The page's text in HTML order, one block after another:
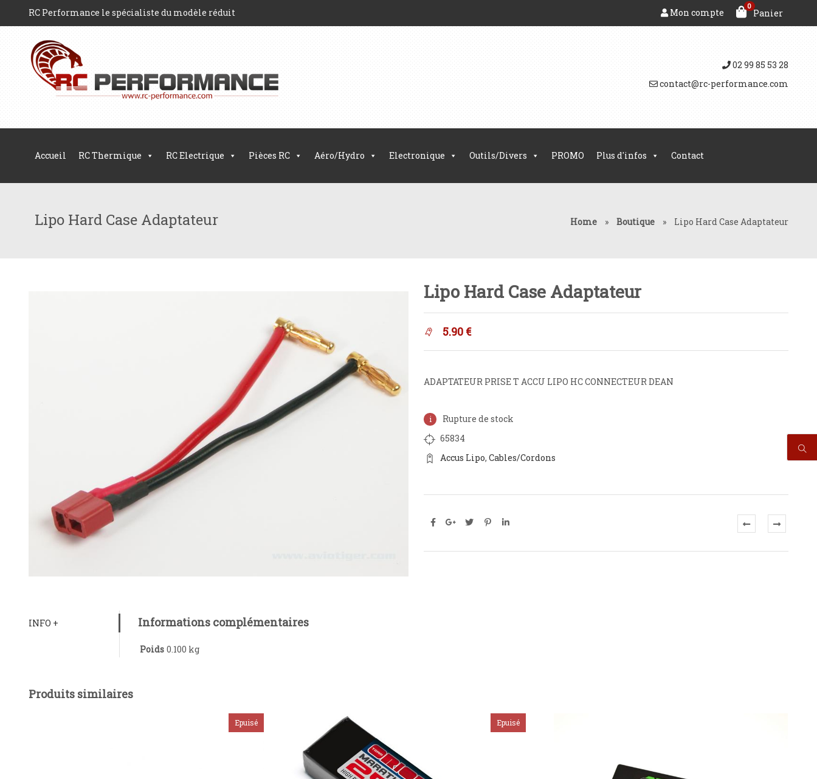
RC Performance le spécialiste du modèle réduit
0
Panier
Mon compte
02 99 85 53 28
contact@rc-performance.com
Accueil RC Thermique RC Electrique Pièces RC Aéro/Hydro Electronique Outils/Divers PROMO Plus d'infos Contact
Lipo Hard Case Adaptateur Home » Boutique » Lipo Hard Case Adaptateur
Lipo Hard Case Adaptateur
5.90 €
ADAPTATEUR PRISE T ACCU LIPO HC CONNECTEUR DEAN
Rupture de stock
65834
Accus Lipo, Cables/Cordons
INFO + Informations complémentaires
Poids 0.100 kg
Produits similaires